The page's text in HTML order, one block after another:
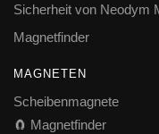
Sicherheit von Neodym
Magnetfinder
MAGNETEN
Scheibenmagnete
🧲 Magnetfinder